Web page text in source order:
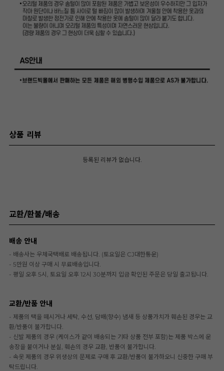
상품 리뷰
등록된 리뷰가 없습니다.
교환/환불/배송
배송 안내
- 배송사는 우체국택배로 배송됩니다. (토요일은 CJ대한통운)
- 5만원 이상 구매 시 무료배송입니다.
- 평일 오후 5시, 토요일 오후 12시 30분까지 입금 확인된 주문은 당일 출고됩니다.
교환/반품 안내
- 제품의 택을 떼시거나 세탁, 수선, 담배(향수) 냄새 등 상품가치가 훼손된 경우는 교
환/반품이 불가합니다.
- 신발 제품의 경우 (케이스가 같이 배송되는 기타 상품 전부 포함)는 제품 박스에 운
송장을 붙이거나 분실, 훼손의 경우 교환, 반품이 불가합니다.
- 속옷 제품의 경우 위생상의 문제로 구매 후 교환/반품이 불가하오니 신중한 구매 부
탁드립니다.